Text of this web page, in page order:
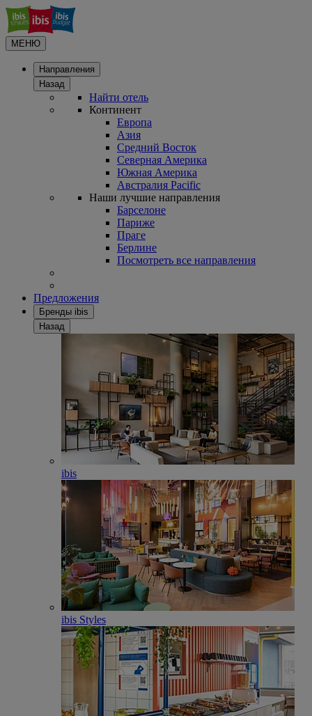
МЕНЮ
Направления
Назад
Найти отель
Континент
Европа
Азия
Средний Восток
Северная Америка
Южная Америка
Австралия Pacific
Наши лучшие направления
Барселоне
Париже
Праге
Берлине
Посмотреть все направления
Предложения
Бренды ibis
Назад
ibis
ibis Styles